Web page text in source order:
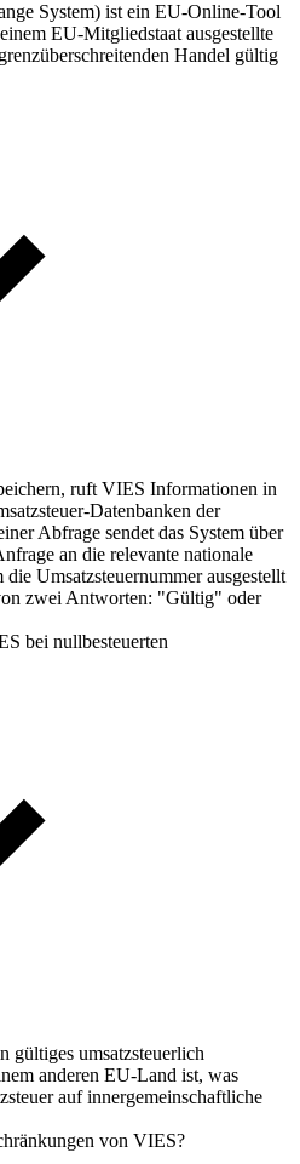
System) ist ein EU-Online-Tool
EU-Mitgliedstaat ausgestellte
Handel gültig
ruft VIES Informationen in
Datenbanken der
Abfrage sendet das System über
an die relevante nationale
Umsatzsteuernummer ausgestellt
zwei Antworten: "Gültig" oder
bei nullbesteuerten
gültiges umsatzsteuerlich
anderen EU-Land ist, was
auf innergemeinschaftliche
von VIES?